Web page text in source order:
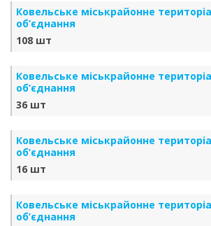
Ковельське міськрайонне
об’єднання
108 шт
Ковельське міськрайонне
об’єднання
36 шт
Ковельське міськрайонне
об’єднання
16 шт
Ковельське міськрайонне
об’єднання